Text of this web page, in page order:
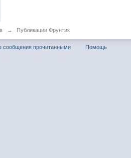
→ Публикации Фрунтик
сообщения прочитанными Помощь